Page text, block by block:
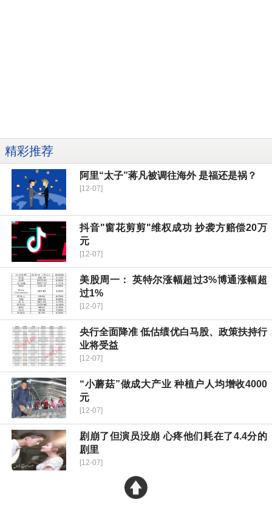
精彩推荐
阿里“太子”蒋凡被调往海外 是福还是祸？
[12-07]
抖音"窗花剪剪"维权成功 抄袭方赔偿20万
元
[12-07]
美股周一： 英特尔涨幅超过3%博通涨幅超
过1%
[12-07]
央行全面降准 低估绩优白马股、政策扶持行
业将受益
[12-07]
“小蘑菇”做成大产业 种植户人均增收4000
元
[12-07]
剧崩了但演员没崩 心疼他们耗在了4.4分的
剧里
[12-07]